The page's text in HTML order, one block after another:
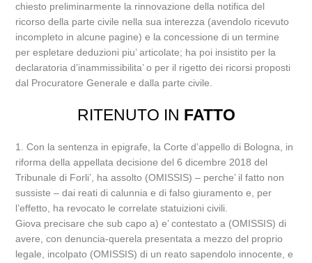
chiesto preliminarmente la rinnovazione della notifica del
ricorso della parte civile nella sua interezza (avendolo ricevuto
incompleto in alcune pagine) e la concessione di un termine
per espletare deduzioni piu’ articolate; ha poi insistito per la
declaratoria d’inammissibilita’ o per il rigetto dei ricorsi proposti
dal Procuratore Generale e dalla parte civile.
RITENUTO IN FATTO
1. Con la sentenza in epigrafe, la Corte d’appello di Bologna, in
riforma della appellata decisione del 6 dicembre 2018 del
Tribunale di Forli’, ha assolto (OMISSIS) – perche’ il fatto non
sussiste – dai reati di calunnia e di falso giuramento e, per
l’effetto, ha revocato le correlate statuizioni civili.
Giova precisare che sub capo a) e’ contestato a (OMISSIS) di
avere, con denuncia-querela presentata a mezzo del proprio
legale, incolpato (OMISSIS) di un reato sapendolo innocente, e